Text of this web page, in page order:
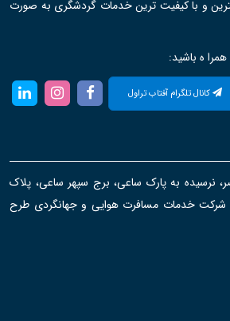
و با کیفیت ترین خدمات گردشگری به صورت
ه باشید:
کانال تلگرام آفتاب تراول
نرسیده به پارک ساعی، برج سپهر ساعی، پلاک
طبقه اول، واحد ۱۰، شرکت خدمات مسافرت هوایی و جهانگردی طرح